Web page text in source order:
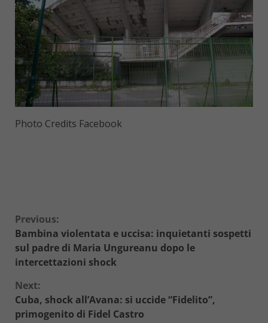
Photo Credits Facebook
Continue
Reading
Previous:
Bambina violentata e uccisa: inquietanti sospetti
sul padre di Maria Ungureanu dopo le
intercettazioni shock
Next:
Cuba, shock all’Avana: si uccide “Fidelito”,
primogenito di Fidel Castro